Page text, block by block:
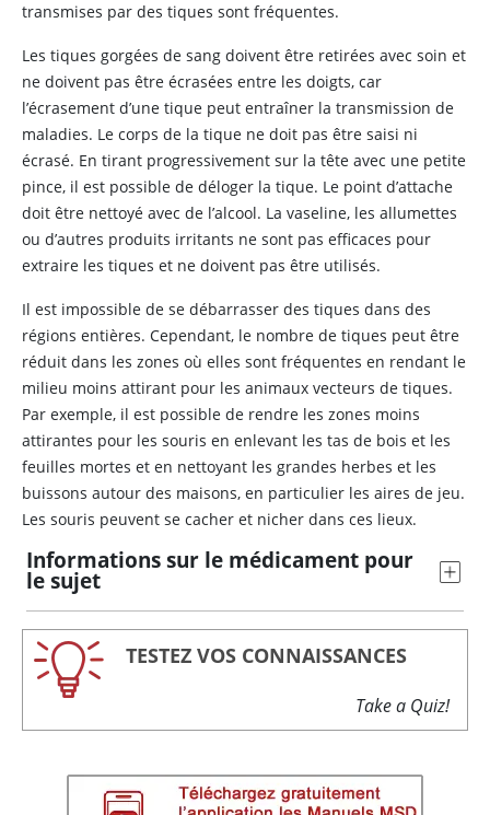
transmises par des tiques sont fréquentes.
Les tiques gorgées de sang doivent être retirées avec soin et
ne doivent pas être écrasées entre les doigts, car
l’écrasement d’une tique peut entraîner la transmission de
maladies. Le corps de la tique ne doit pas être saisi ni
écrasé. En tirant progressivement sur la tête avec une petite
pince, il est possible de déloger la tique. Le point d’attache
doit être nettoyé avec de l’alcool. La vaseline, les allumettes
ou d’autres produits irritants ne sont pas efficaces pour
extraire les tiques et ne doivent pas être utilisés.
Il est impossible de se débarrasser des tiques dans des
régions entières. Cependant, le nombre de tiques peut être
réduit dans les zones où elles sont fréquentes en rendant le
milieu moins attirant pour les animaux vecteurs de tiques.
Par exemple, il est possible de rendre les zones moins
attirantes pour les souris en enlevant les tas de bois et les
feuilles mortes et en nettoyant les grandes herbes et les
buissons autour des maisons, en particulier les aires de jeu.
Les souris peuvent se cacher et nicher dans ces lieux.
Informations sur le médicament pour
le sujet
TESTEZ VOS CONNAISSANCES
Take a Quiz!